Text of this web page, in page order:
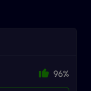
96%